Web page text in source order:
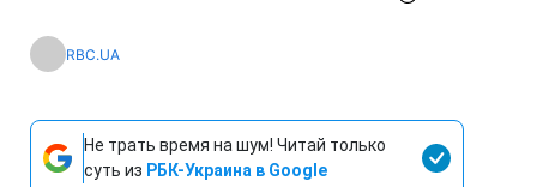
RBC.UA
Не трать время на шум! Читай только
суть из РБК-Украина в Google